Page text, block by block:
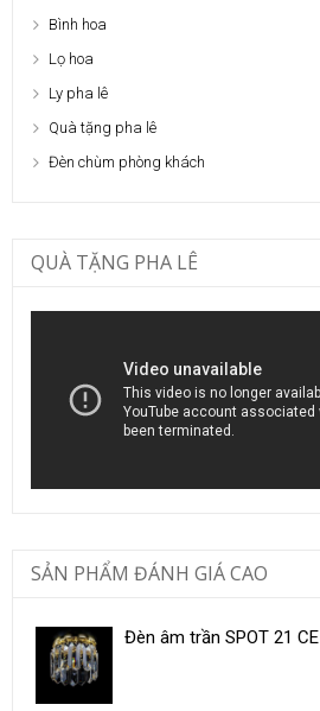
Bình hoa
Lọ hoa
Ly pha lê
Quà tặng pha lê
Đèn chùm phòng khách
QUÀ TẶNG PHA LÊ
SẢN PHẨM ĐÁNH GIÁ CAO
Đèn âm trần SPOT 21 CE